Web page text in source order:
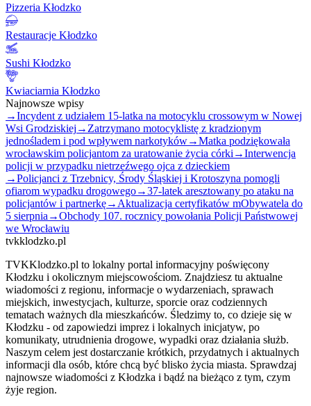
Pizzeria Kłodzko
Restauracje Kłodzko
Sushi Kłodzko
Kwiaciarnia Kłodzko
Najnowsze wpisy
→Incydent z udziałem 15-latka na motocyklu crossowym w Nowej
Wsi Grodziskiej → Zatrzymano motocyklistę z kradzionym
jednośladem i pod wpływem narkotyków→Matka podziękowała
wrocławskim policjantom za uratowanie życia córki →Interwencja
policji w przypadku nietrzeźwego ojca z dzieckiem
→Policjanci z Trzebnicy, Środy Śląskiej i Krotoszyna pomogli
ofiarom wypadku drogowego→37-latek aresztowany po ataku na
policjantów i partnerkę→ Aktualizacja certyfikatów mObywatela do
5 sierpnia →Obchody 107. rocznicy powołania Policji Państwowej
we Wrocławiu
tvkklodzko.pl
TVKKlodzko.pl to lokalny portal informacyjny poświęcony
Kłodzku i okolicznym miejscowościom. Znajdziesz tu aktualne
wiadomości z regionu, informacje o wydarzeniach, sprawach
miejskich, inwestycjach, kulturze, sporcie oraz codziennych
tematach ważnych dla mieszkańców. Śledzimy to, co dzieje się w
Kłodzku - od zapowiedzi imprez i lokalnych inicjatyw, po
komunikaty, utrudnienia drogowe, wypadki oraz działania służb.
Naszym celem jest dostarczanie krótkich, przydatnych i aktualnych
informacji dla osób, które chcą być blisko życia miasta. Sprawdzaj
najnowsze wiadomości z Kłodzka i bądź na bieżąco z tym, czym
żyje region.